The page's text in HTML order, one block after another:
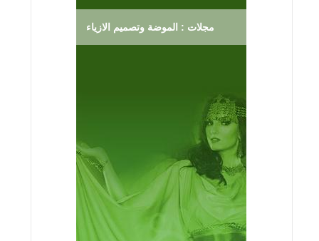
مجلات : الموضة وتصميم الازياء